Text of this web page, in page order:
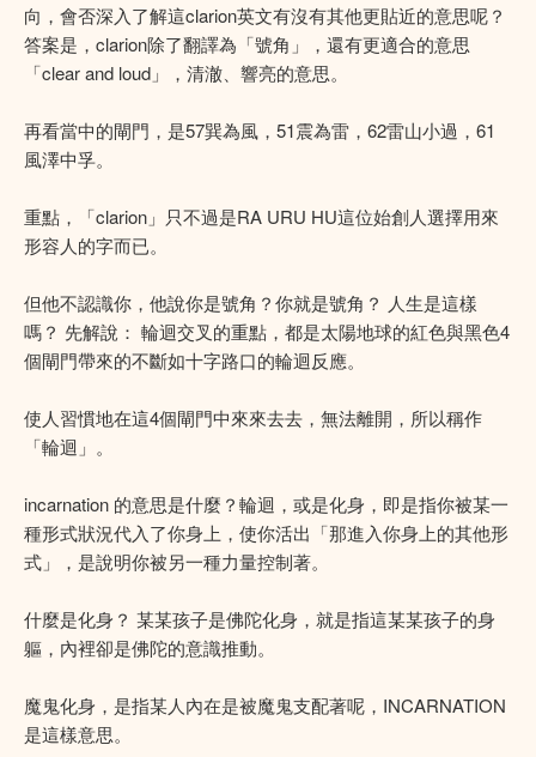
向，會否深入了解這clarion英文有沒有其他更貼近的意思呢？
答案是，clarion除了翻譯為「號角」，還有更適合的意思
「clear and loud」，清澈、響亮的意思。
再看當中的閘門，是57巽為風，51震為雷，62雷山小過，61
風澤中孚。
重點，「clarion」只不過是RA URU HU這位始創人選擇用來
形容人的字而已。
但他不認識你，他說你是號角？你就是號角？ 人生是這樣
嗎？ 先解說： 輪迴交叉的重點，都是太陽地球的紅色與黑色4
個閘門帶來的不斷如十字路口的輪迴反應。
使人習慣地在這4個閘門中來來去去，無法離開，所以稱作
「輪迴」。
incarnation 的意思是什麼？輪迴，或是化身，即是指你被某一
種形式狀況代入了你身上，使你活出「那進入你身上的其他形
式」，是說明你被另一種力量控制著。
什麼是化身？ 某某孩子是佛陀化身，就是指這某某孩子的身
軀，內裡卻是佛陀的意識推動。
魔鬼化身，是指某人內在是被魔鬼支配著呢，INCARNATION
是這樣意思。